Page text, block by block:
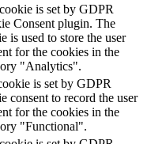
is set by GDPR
Consent plugin. The
is used to store the user
for the cookies in the
"Analytics".
is set by GDPR
consent to record the user
for the cookies in the
"Functional".